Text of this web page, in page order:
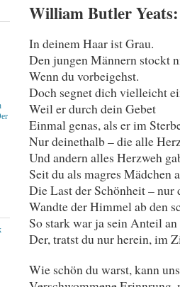
William Butler
In deinem Haar ist Grau.
Den jungen Männern stockt
Wenn du vorbeigehst.
Doch segnet dich vielleicht
Weil er durch dein Gebet
Einmal genas, als er im
Nur deinethalb – die alle
Und andern alles Herzweh
Seit du als magres Mädchen
Die Last der Schönheit – nur
Wandte der Himmel ab den
So stark war ja sein Anteil
Der, tratst du nur herein, im
Wie schön du warst, kann